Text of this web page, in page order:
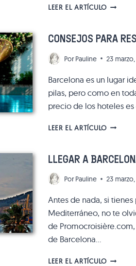
LEER EL ARTÍCULOFIESTAS
FESTIVOS
LO
QUE
SABER
CONSEJOS PARA
Por Pauline 23
Barcelona es un lugar
pilas, pero como en
precio de los hoteles es
LEER EL ARTÍCULO
HOTEL
MEJOR
LLEGAR A
Por Pauline 23
Antes de nada, si
Mediterráneo, no te
de
de Barcelona…
LEER EL ARTÍCULOLLEGAR